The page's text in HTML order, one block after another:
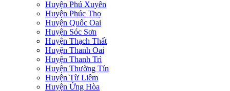
Huyện Phú Xuyên
Huyện Phúc Thọ
Huyện Quốc Oai
Huyện Sóc Sơn
Huyện Thạch Thất
Huyện Thanh Oai
Huyện Thanh Trì
Huyện Thường Tín
Huyện Từ Liêm
Huyện Ứng Hòa